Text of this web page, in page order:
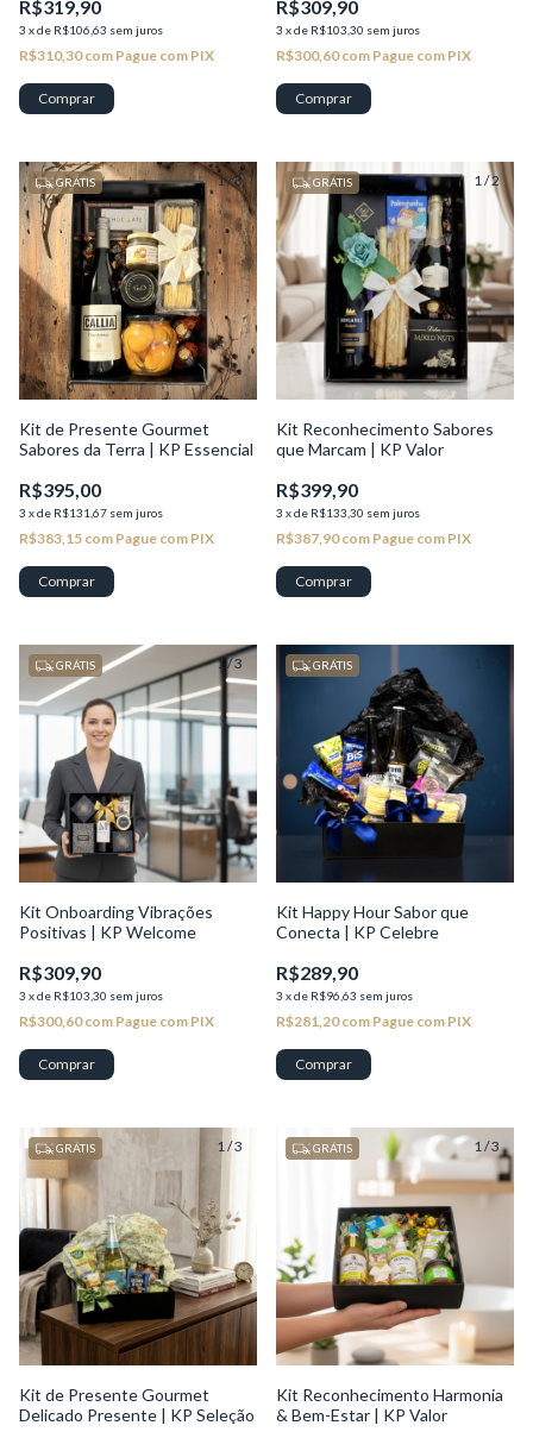
R$319,90
3 xde R$106,63 sem juros
R$310,30com Pague com PIX
R$309,90
3 xde R$103,30 sem juros
R$300,60com Pague com PIX
1/3
GRÁTIS
Kit de Presente Gourmet
Sabores da Terra | KP Essencial
R$395,00
3 xde R$131,67 sem juros
R$383,15 com Pague com PIX
1/2
GRÁTIS
Kit Reconhecimento Sabores
que Marcam | KP Valor
R$399,90
3 xde R$133,30 sem juros
R$387,90com Pague com PIX
1/3
GRÁTIS
Kit Onboarding Vibrações
Positivas | KP Welcome
R$309,90
3 xde R$103,30 sem juros
R$300,60com Pague com PIX
GRÁTIS
Kit Happy Hour Sabor que
Conecta | KP Celebre
R$289,90
3 xde R$96,63 sem juros
R$281,20com Pague com PIX
1/3
GRÁTIS
Kit de Presente Gourmet
Delicado Presente | KP Seleção
1/3
GRÁTIS
Kit Reconhecimento Harmonia
& Bem-Estar | KP Valor